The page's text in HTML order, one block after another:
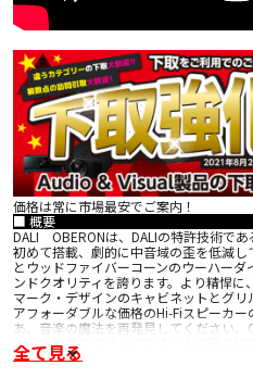
価格は常に市場最安でご案内！
■ 概要
DALI OBERONは、DALIの特許技術で
初めて搭載、劇的に中音域の歪を低減
とウッドファイバーコーンのウーハー
ンドクオリティを誇ります。より精悍
マーク・デザインのキャビネットとグ
アフォーダブルな価格のHi-Fiスピーカ
あ、音楽の魔法を再発見してください
きなフロアスタデングです。大口径の
高いアンプとの組み合わせにより、2チ
全て見る